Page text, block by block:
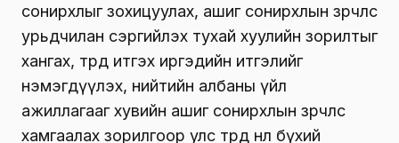
сонирхлыг зохицуулах, ашиг сонирхлын зөрчлөөс
урьдчилан сэргийлэх тухай хуулийн зорилтыг
хангах, төрд итгэх иргэдийн итгэлийг
нэмэгдүүлэх, нийтийн албаны үйл
ажиллагааг хувийн ашиг сонирхлын зөрчлөөс
хамгаалах зорилгоор улс төрд нөлөө бүхий